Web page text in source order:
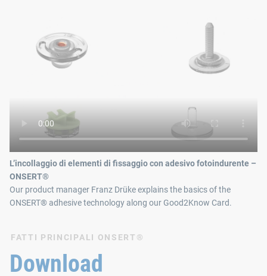
L’incollaggio di elementi di fissaggio con adesivo fotoindurente –
ONSERT®
Our product manager Franz Drüke explains the basics of the
ONSERT® adhesive technology along our Good2Know Card.
FATTI PRINCIPALI ONSERT®
Download